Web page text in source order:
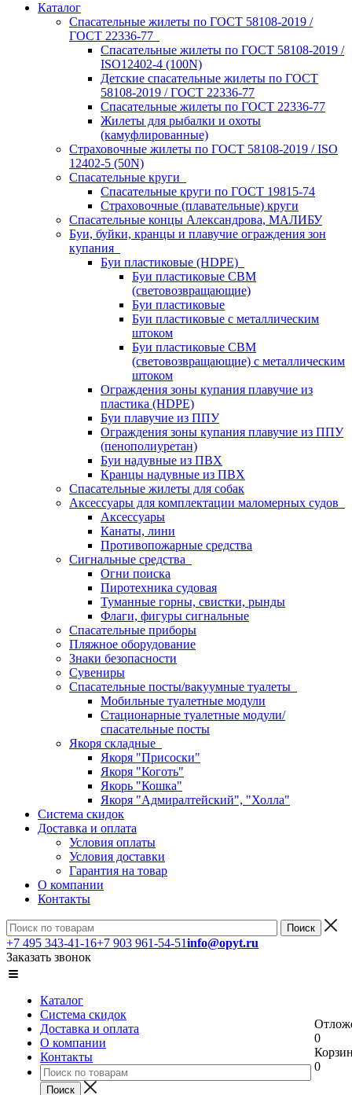
Каталог
Спасательные жилеты по ГОСТ 58108-2019 /
ГОСТ 22336-77
Спасательные жилеты по ГОСТ 58108-2019 /
ISO12402-4 (100N)
Детские спасательные жилеты по ГОСТ
58108-2019 / ГОСТ 22336-77
Спасательные жилеты по ГОСТ 22336-77
Жилеты для рыбалки и охоты
(камуфлированные)
Страховочные жилеты по ГОСТ 58108-2019 / ISO
12402-5 (50N)
Спасательные круги
Спасательные круги по ГОСТ 19815-74
Страховочные (плавательные) круги
Спасательные концы Александрова, МАЛИБУ
Буи, буйки, кранцы и плавучие ограждения зон
купания
Буи пластиковые (HDPE)
Буи пластиковые СВМ
(световозвращающие)
Буи пластиковые
Буи пластиковые с металлическим
штоком
Буи пластиковые СВМ
(световозвращающие) с металлическим
штоком
Ограждения зоны купания плавучие из
пластика (HDPE)
Буи плавучие из ППУ
Ограждения зоны купания плавучие из ППУ
(пенополиуретан)
Буи надувные из ПВХ
Кранцы надувные из ПВХ
Спасательные жилеты для собак
Аксессуары для комплектации маломерных судов
Аксессуары
Канаты, лини
Противопожарные средства
Сигнальные средства
Огни поиска
Пиротехника судовая
Туманные горны, свистки, рынды
Флаги, фигуры сигнальные
Спасательные приборы
Пляжное оборудование
Знаки безопасности
Сувениры
Спасательные посты/вакуумные туалеты
Мобильные туалетные модули
Стационарные туалетные модули/
спасательные посты
Якоря складные
Якоря "Присоски"
Якоря "Коготь"
Якорь "Кошка"
Якоря "Адмиралтейский", "Холла"
Система скидок
Доставка и оплата
Условия оплаты
Условия доставки
Гарантия на товар
О компании
Контакты
+7 495 343-41-16+7 903 961-54-51info@opyt.ru
Заказать звонок
Каталог
Система скидок
Доставка и оплата
О компании
Контакты
0
0